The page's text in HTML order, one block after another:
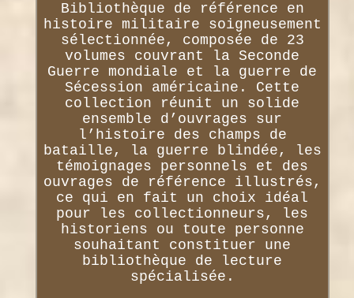
Bibliothèque de référence en
histoire militaire soigneusement
sélectionnée, composée de 23
volumes couvrant la Seconde
Guerre mondiale et la guerre de
Sécession américaine. Cette
collection réunit un solide
ensemble d’ouvrages sur
l’histoire des champs de
bataille, la guerre blindée, les
témoignages personnels et des
ouvrages de référence illustrés,
ce qui en fait un choix idéal
pour les collectionneurs, les
historiens ou toute personne
souhaitant constituer une
bibliothèque de lecture
spécialisée.